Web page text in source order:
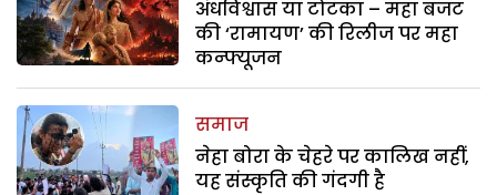
अंधविश्वास या टोटका – महा बजट
की ‘रामायण’ की रिलीज पर महा
कन्फ्यूजन
समाज
नेहा बोरा के चेहरे पर कालिख नहीं,
यह संस्कृति की गंदगी है